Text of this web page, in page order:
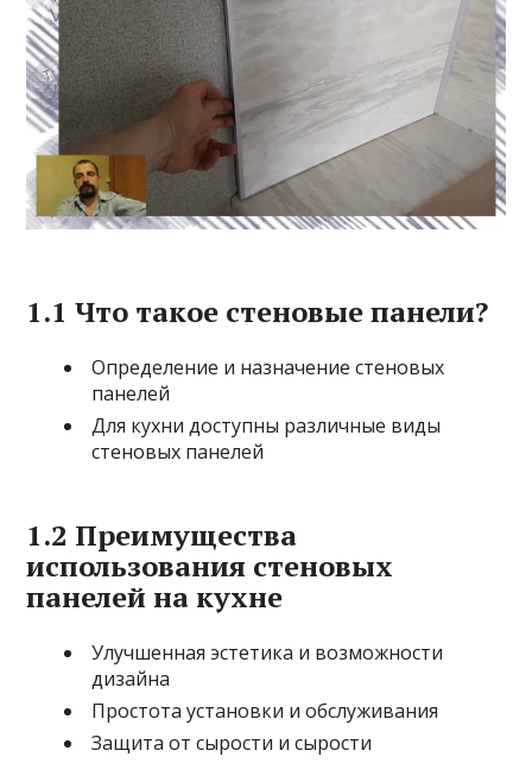
1.1 Что такое стеновые панели?
Определение и назначение стеновых
панелей
Для кухни доступны различные виды
стеновых панелей
1.2 Преимущества
использования стеновых
панелей на кухне
Улучшенная эстетика и возможности
дизайна
Простота установки и обслуживания
Защита от сырости и сырости